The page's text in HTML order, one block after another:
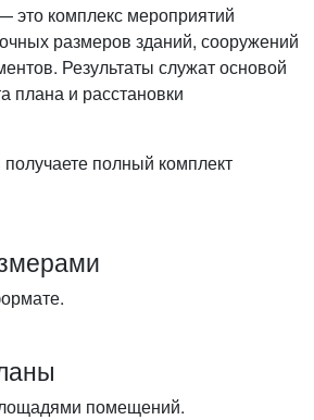
комплекс мероприятий
размеров зданий, сооружений
Результаты служат основой
плана и расстановки
полный комплект
помещений.